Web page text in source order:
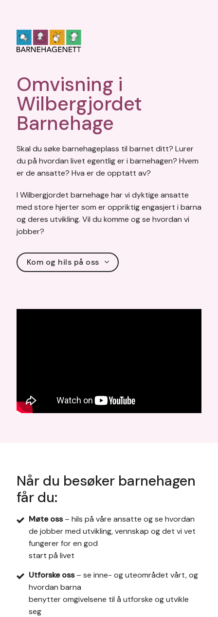
Omvisning i
Wilbergjordet
Barnehage
Skal du søke barnehageplass til barnet ditt? Lurer
du på hvordan livet egentlig er i barnehagen? Hvem
er de ansatte? Hva er de opptatt av?
I Wilbergjordet barnehage har vi dyktige ansatte
med store hjerter som er oppriktig engasjert i barna
og deres utvikling. Vil du komme og se hvordan vi
jobber?
Kom og hils på oss
Når du besøker barnehagen
får du:
Møte oss– hils på våre ansatte og se hvordan
de jobber med utvikling, vennskap og det vi vet
fungerer for en god
start på livet
Utforske oss– se inne- og uteområdet vårt, og
hvordan barna
benytter omgivelsene til å utforske og utvikle
seg